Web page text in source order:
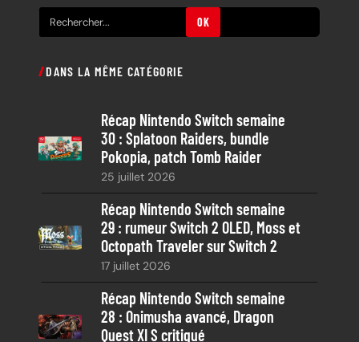
e
h
c
h
OK
DANS LA MÊME CATÉGORIE
Récap Nintendo Switch semaine
30 : Splatoon Raiders, bundle
Pokopia, patch Tomb Raider
25 juillet 2026
Récap Nintendo Switch semaine
29 : rumeur Switch 2 OLED, Moss et
Octopath Traveler sur Switch 2
17 juillet 2026
Récap Nintendo Switch semaine
28 : Onimusha avancé, Dragon
Quest XI S critiqué